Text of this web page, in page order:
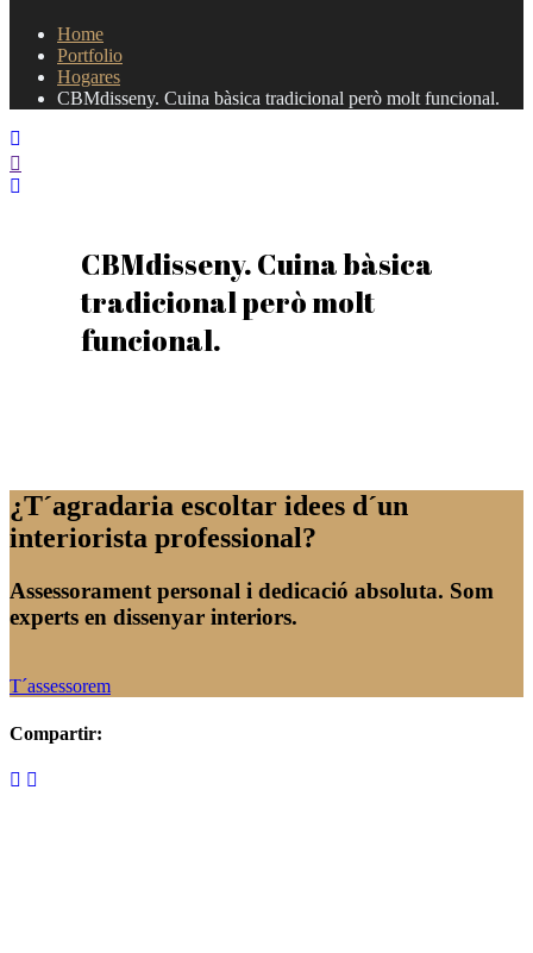
Home
Portfolio
Hogares
CBMdisseny. Cuina bàsica tradicional però molt funcional.
CBMdisseny. Cuina bàsica
tradicional però molt
funcional.
¿T´agradaria escoltar idees d´un
interiorista professional?
Assessorament personal i dedicació absoluta. Som
experts en dissenyar interiors.
T´assessorem
Compartir: